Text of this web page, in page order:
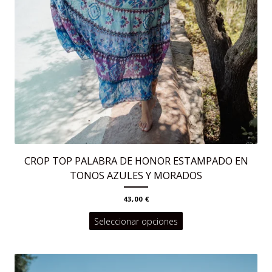
CROP TOP PALABRA DE HONOR ESTAMPADO EN
TONOS AZULES Y MORADOS
43,00 €
Seleccionar opciones
tiene